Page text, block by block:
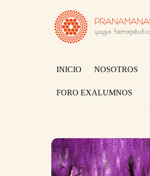
INICIO NOSOTROS
FORO EXALUMNOS